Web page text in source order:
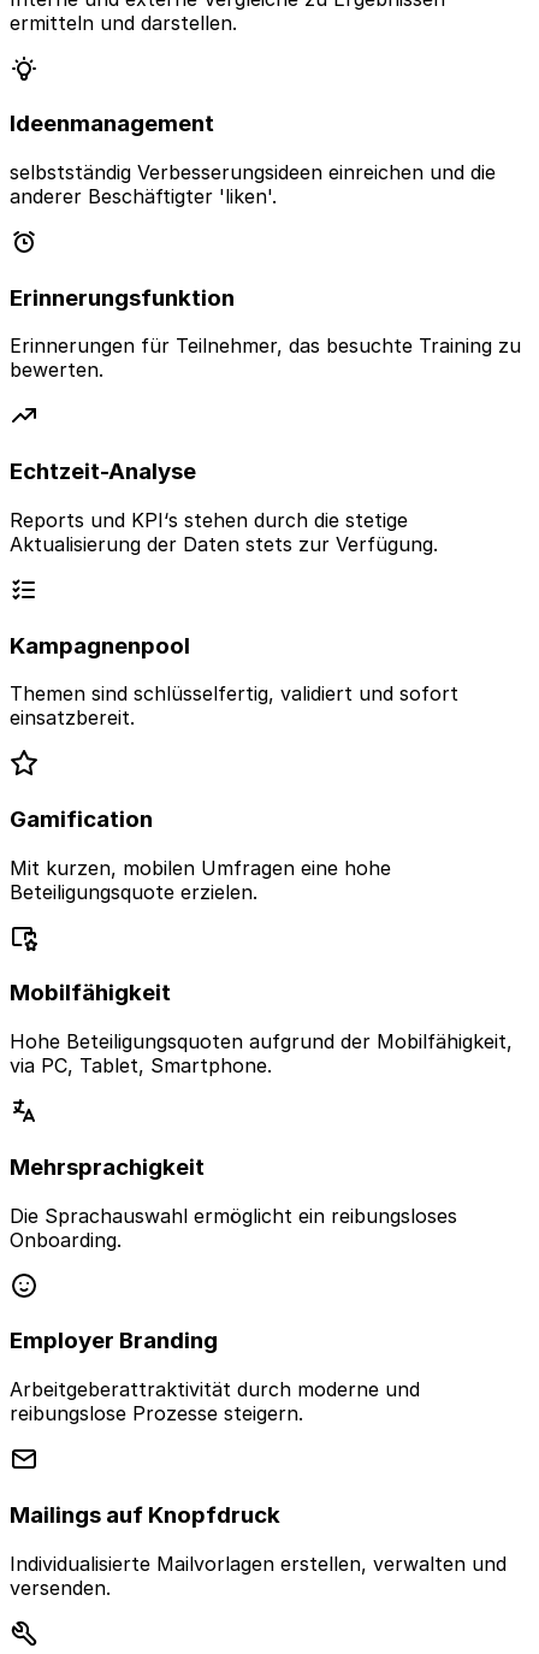
ermitteln und darstellen.
Ideenmanagement
selbstständig Verbesserungsideen einreichen und die
anderer Beschäftigter 'liken'.
Erinnerungsfunktion
Erinnerungen für Teilnehmer, das besuchte Training zu
bewerten.
Echtzeit-Analyse
Reports und KPI‘s stehen durch die stetige
Aktualisierung der Daten stets zur Verfügung.
Kampagnenpool
Themen sind schlüsselfertig, validiert und sofort
einsatzbereit.
Gamification
Mit kurzen, mobilen Umfragen eine hohe
Beteiligungsquote erzielen.
Mobilfähigkeit
Hohe Beteiligungsquoten aufgrund der Mobilfähigkeit,
via PC, Tablet, Smartphone.
Mehrsprachigkeit
Die Sprachauswahl ermöglicht ein reibungsloses
Onboarding.
Employer Branding
Arbeitgeberattraktivität durch moderne und
reibungslose Prozesse steigern.
Mailings auf Knopfdruck
Individualisierte Mailvorlagen erstellen, verwalten und
versenden.